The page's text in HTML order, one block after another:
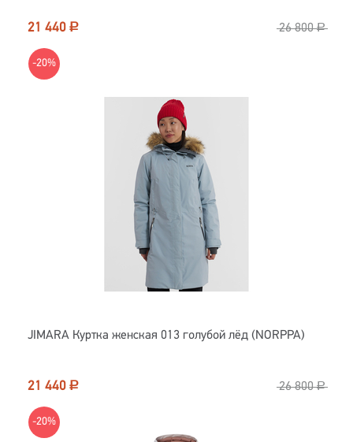
21 440 Р 26 800 Р
-20%
JIMARA Куртка женская 013 голубой лёд (NORPPA)
21 440 Р 26 800 Р
-20%